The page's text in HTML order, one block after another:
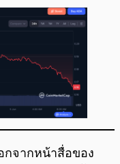
กจากหน้าสื่อของ